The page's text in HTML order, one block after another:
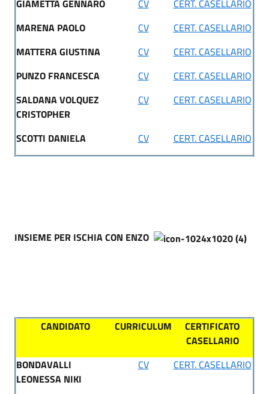
GIAMETTA GENNARO
CV
CERT. CASELLARIO
MARENA PAOLO
CV
CERT. CASELLARIO
MATTERA GIUSTINA
CV
CERT. CASELLARIO
PUNZO FRANCESCA
CV
CERT. CASELLARIO
SALDANA VOLQUEZ
CRISTOPHER
CV CERT. CASELLARIO
SCOTTI DANIELA CV CERT. CASELLARIO
INSIEME PER ISCHIA CON ENZO
CANDIDATO CURRICULUM
CERTIFICATO
CASELLARIO
BONDAVALLI
LEONESSA NIKI
CV CERT. CASELLARIO